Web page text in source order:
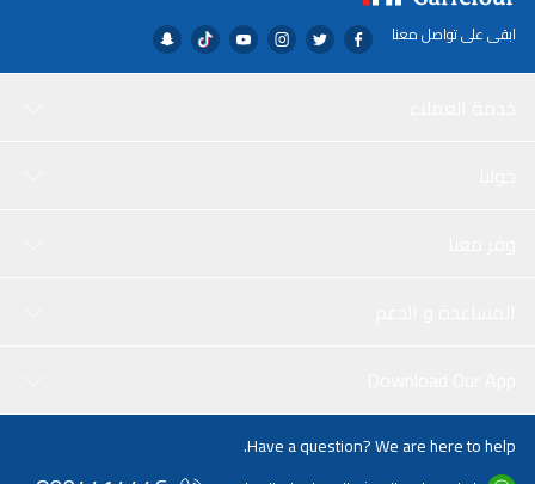
ابقى على تواصل معنا
Have a question? We are here to help.